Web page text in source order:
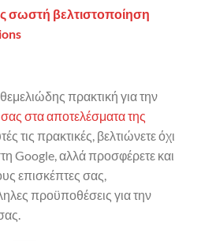
σωστή βελτιστοποίηση
πρακτική για την
σας στα αποτελέσματα της
τις πρακτικές, βελτιώνετε όχι
Google, αλλά προσφέρετε και
επισκέπτες σας,
προϋποθέσεις για την